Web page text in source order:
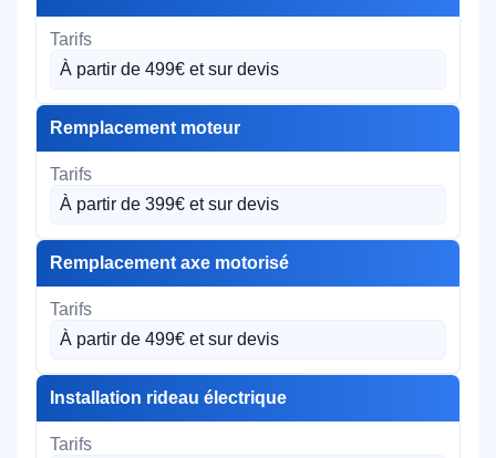
À partir de 499€ et sur devis
Remplacement moteur
À partir de 399€ et sur devis
Remplacement axe motorisé
À partir de 499€ et sur devis
Installation rideau électrique